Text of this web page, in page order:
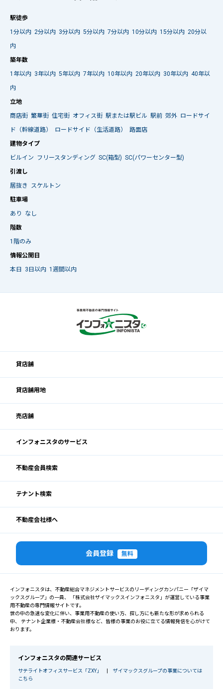
駅徒歩
1分以内 2分以内 3分以内 5分以内 7分以内 10分以内 15分以内 20分以
内
築年数
1年以内 3年以内 5年以内 7年以内 10年以内 20年以内 30年以内 40年以
内
立地
商店街 繁華街 住宅街 オフィス街 駅または駅ビル 駅前 郊外 ロードサイ
ド（幹線道路）
ロードサイド（生活道路）
路面店
建物タイプ
ビルイン フリースタンディング SC(箱型) SC(パワーセンター型)
引渡し
居抜き
スケルトン
駐車場
あり
なし
階数
1階のみ
情報公開日
本日
3日以内 1週間以内
貸店舗
貸店舗用地
売店舗
インフォニスタのサービス
不動産会員検索
テナント検索
不動産会社様へ
会員登録 無料
インフォニスタは、不動産総合マネジメントサービスのリーディングカンパニー「ザイマ
ックスグループ」の一員、 「株式会社ザイマックスインフォニスタ」が運営している事業
用不動産の専門情報サイトです。
世の中の急速な変化に伴い、事業用不動産の使い方、探し方にも新たな形が求められる
中、 テナント企業様・不動産会社様など、皆様の事業のお役に立てる情報発信を心がけて
おります。
インフォニスタの関連サービス
サテライトオフィスサービス「ZXY」
ザイマックスグループの事業については
こちら